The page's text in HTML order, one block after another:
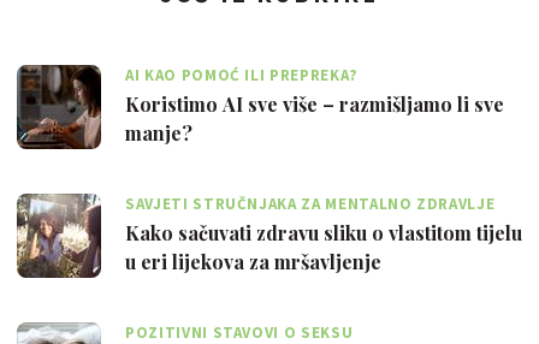
AI KAO POMOĆ ILI PREPREKA?
Koristimo AI sve više – razmišljamo li sve
manje?
SAVJETI STRUČNJAKA ZA MENTALNO ZDRAVLJE
Kako sačuvati zdravu sliku o vlastitom tijelu
u eri lijekova za mršavljenje
POZITIVNI STAVOVI O SEKSU